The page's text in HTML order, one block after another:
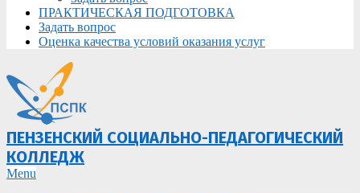
ПРАКТИЧЕСКАЯ ПОДГОТОВКА
Задать вопрос
Оценка качества условий оказания услуг
ПЕНЗЕНСКИЙ СОЦИАЛЬНО-ПЕДАГОГИЧЕСКИЙ
КОЛЛЕДЖ
Primary
Menu